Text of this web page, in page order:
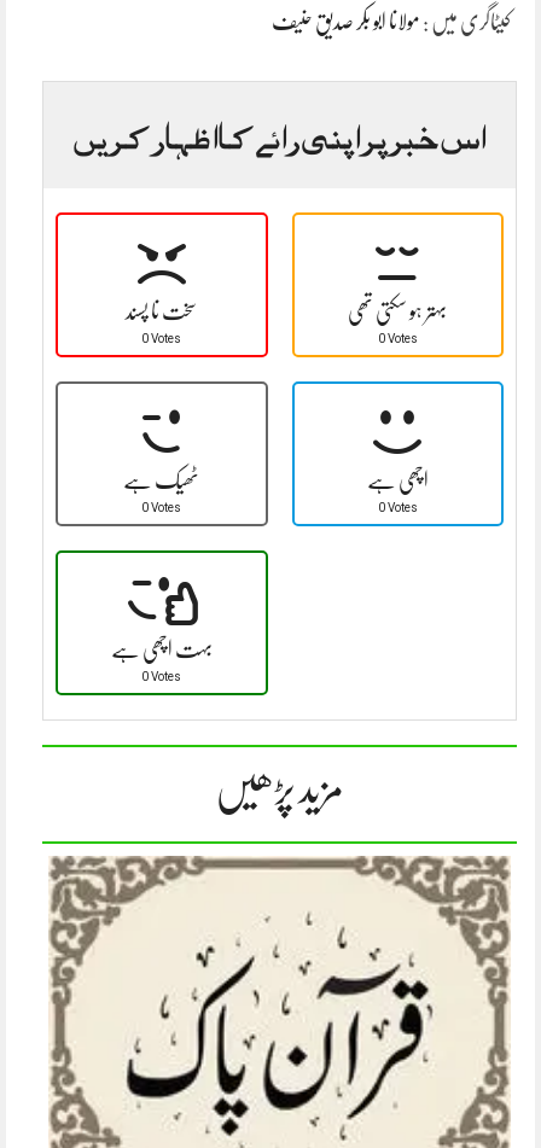
کیٹاگری میں : مولانا ابو بکر صدیق حنیف
اس خبر پر اپنی رائے کا اظہار کریں
سخت نا پسند
0 Votes
بہتر ہو سکتی تھی
0 Votes
ٹھیک ہے
0 Votes
اچھی ہے
0 Votes
بہت اچھی ہے
0 Votes
مزید پڑھیں